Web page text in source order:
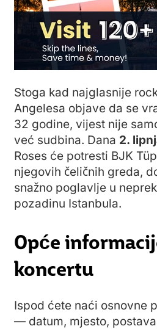
Stoga kad najglasnije
Angelesa objave da se
32 godine, vijest nije
već sudbina. Dana 2.
Roses će potresti BJK
njegovih čeličnih greda,
snažno poglavlje u
pozadinu Istanbula.
Opće
koncertu
Ispod ćete naći osnovne
— datum, mjesto,